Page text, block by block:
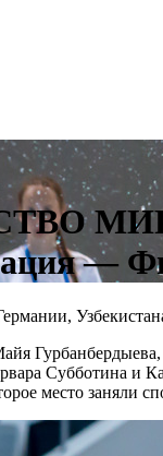
—
Субботина и
место заняли